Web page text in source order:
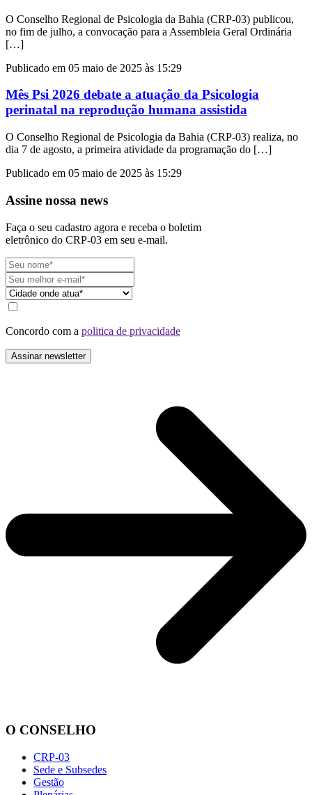
O Conselho Regional de Psicologia da Bahia (CRP-03) publicou,
no fim de julho, a convocação para a Assembleia Geral Ordinária
[…]
Publicado em 05 maio de 2025 às 15:29
Mês Psi 2026 debate a atuação da Psicologia
perinatal na reprodução humana assistida
O Conselho Regional de Psicologia da Bahia (CRP-03) realiza, no
dia 7 de agosto, a primeira atividade da programação do […]
Publicado em 05 maio de 2025 às 15:29
Assine nossa news
Faça o seu cadastro agora e receba o boletim
eletrônico do CRP-03 em seu e-mail.
Concordo com a politica de privacidade
O CONSELHO
CRP-03
Sede e Subsedes
Gestão